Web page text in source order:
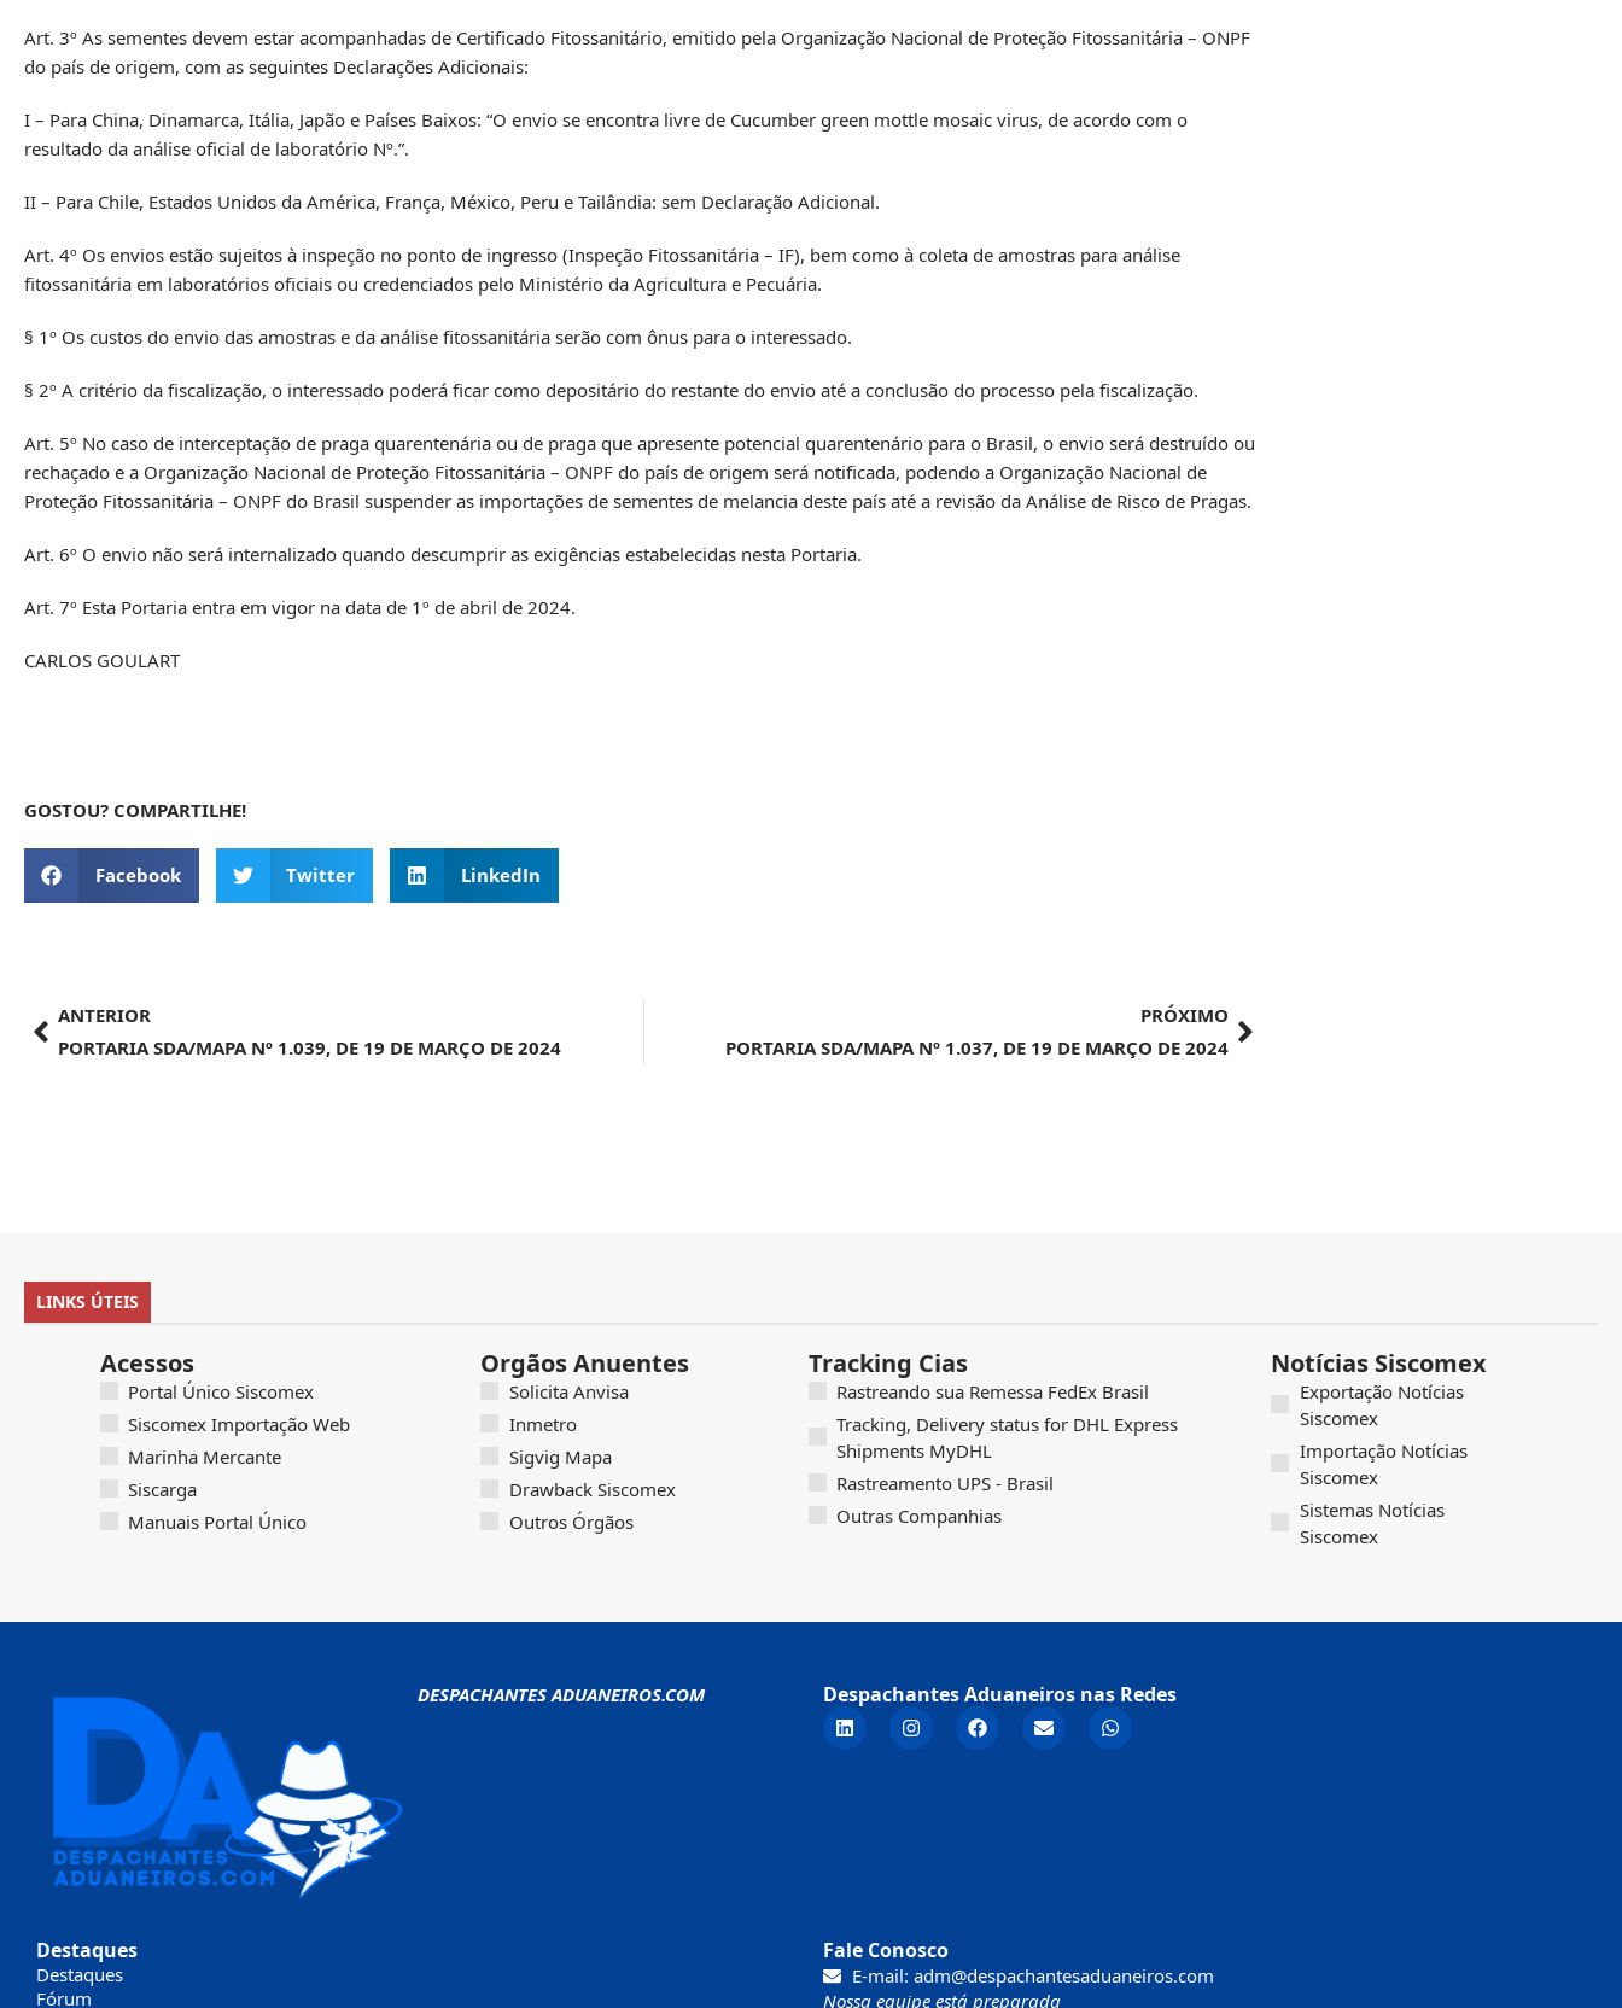
Art. 3º As sementes devem estar acompanhadas de Certificado Fitossanitário, emitido pela Organização Nacional de Proteção Fitossanitária – ONPF
do país de origem, com as seguintes Declarações Adicionais:
I – Para China, Dinamarca, Itália, Japão e Países Baixos: “O envio se encontra livre de Cucumber green mottle mosaic virus, de acordo com o
resultado da análise oficial de laboratório Nº.”.
II – Para Chile, Estados Unidos da América, França, México, Peru e Tailândia: sem Declaração Adicional.
Art. 4º Os envios estão sujeitos à inspeção no ponto de ingresso (Inspeção Fitossanitária – IF), bem como à coleta de amostras para análise
fitossanitária em laboratórios oficiais ou credenciados pelo Ministério da Agricultura e Pecuária.
§ 1º Os custos do envio das amostras e da análise fitossanitária serão com ônus para o interessado.
§ 2º A critério da fiscalização, o interessado poderá ficar como depositário do restante do envio até a conclusão do processo pela fiscalização.
Art. 5º No caso de interceptação de praga quarentenária ou de praga que apresente potencial quarentenário para o Brasil, o envio será destruído ou
rechaçado e a Organização Nacional de Proteção Fitossanitária – ONPF do país de origem será notificada, podendo a Organização Nacional de
Proteção Fitossanitária – ONPF do Brasil suspender as importações de sementes de melancia deste país até a revisão da Análise de Risco de Pragas.
Art. 6º O envio não será internalizado quando descumprir as exigências estabelecidas nesta Portaria.
Art. 7º Esta Portaria entra em vigor na data de 1º de abril de 2024.
CARLOS GOULART
GOSTOU? COMPARTILHE!
Facebook Twitter LinkedIn
ANTERIOR
PORTARIA SDA/MAPA Nº 1.039, DE 19 DE MARÇO DE 2024
PRÓXIMO
PORTARIA SDA/MAPA Nº 1.037, DE 19 DE MARÇO DE 2024
LINKS ÚTEIS
Acessos
Portal Único Siscomex
Siscomex Importação Web
Marinha Mercante
Siscarga
Manuais Portal Único
Orgãos Anuentes
Solicita Anvisa
Inmetro
Sigvig Mapa
Drawback Siscomex
Outros Órgãos
Tracking Cias
Rastreando sua Remessa FedEx Brasil
Tracking, Delivery status for DHL Express
Shipments MyDHL
Rastreamento UPS - Brasil
Outras Companhias
Notícias Siscomex
Exportação Notícias
Siscomex
Importação Notícias
Siscomex
Sistemas Notícias
Siscomex
DESPACHANTES ADUANEIROS.COM Despachantes Aduaneiros nas Redes
Destaques
Destaques
Fórum
Fale Conosco
E-mail: adm@despachantesaduaneiros.com
Nossa equipe está preparada